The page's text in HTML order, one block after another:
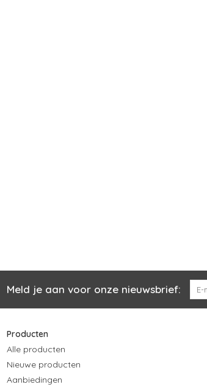
Meld je aan voor onze nieuwsbrief:
Producten
Alle producten
Nieuwe producten
Aanbiedingen